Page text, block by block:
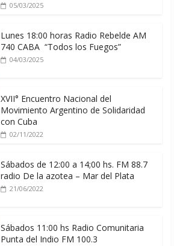
05/03/2025
Lunes 18:00 horas Radio Rebelde AM
740 CABA “Todos los Fuegos”
04/03/2025
XVII° Encuentro Nacional del
Movimiento Argentino de Solidaridad
con Cuba
02/11/2022
Sábados de 12:00 a 14;00 hs. FM 88.7
radio De la azotea – Mar del Plata
21/06/2022
Sábados 11:00 hs Radio Comunitaria
Punta del Indio FM 100.3